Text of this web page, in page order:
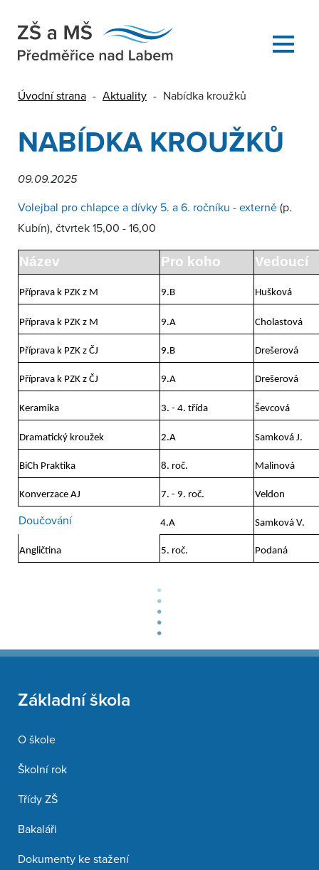
Úvodní strana - Aktuality - Nabídka kroužků
NABÍDKA KROUŽKŮ
09.09.2025
Volejbal pro chlapce a dívky 5. a 6. ročníku - externě(p.
Kubín), čtvrtek 15,00 - 16,00
Název Pro koho Vedoucí
Příprava k PZK z M 9.B Hušková
Příprava k PZK z M 9.A Cholastová
Příprava k PZK z ČJ 9.B Drešerová
Příprava k PZK z ČJ 9.A Drešerová
Keramika 3. - 4. třída Ševcová
Dramatický kroužek 2.A Samková J.
BiCh Praktika 8. roč. Malinová
Konverzace AJ 7. - 9. roč. Veldon
Doučování 4.A Samková V.
Angličtina 5. roč. Podaná
Základní škola
O škole
Školní rok
Třídy ZŠ
Bakaláři
Dokumenty ke stažení